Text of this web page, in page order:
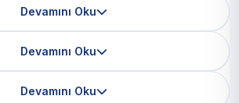
Devamını Oku
Devamını Oku
Devamını Oku